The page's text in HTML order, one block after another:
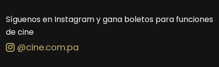
Síguenos en Instagram y gana boletos para funciones
de cine
@cine.com.pa